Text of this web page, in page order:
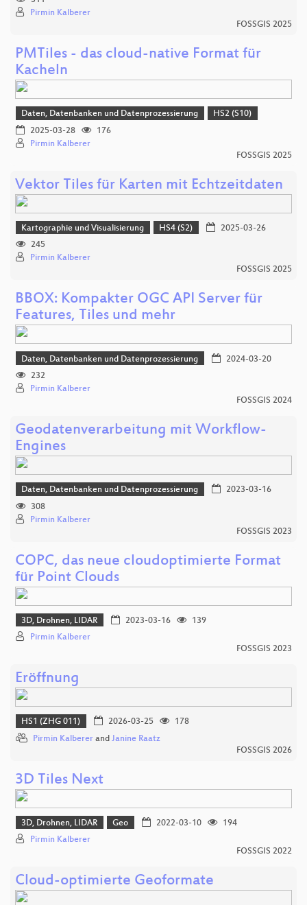
Pirmin Kalberer
FOSSGIS 2025
PMTiles - das cloud-native Format für
Kacheln
Daten, Datenbanken und Datenprozessierung
HS2 (S10)
2025-03-28
176
Pirmin Kalberer
FOSSGIS 2025
Vektor Tiles für Karten mit Echtzeitdaten
Kartographie und Visualisierung HS4 (S2)
2025-03-26
245
Pirmin Kalberer
FOSSGIS 2025
BBOX: Kompakter OGC API Server für
Features, Tiles und mehr
Daten, Datenbanken und Datenprozessierung
2024-03-20
232
Pirmin Kalberer
FOSSGIS 2024
Geodatenverarbeitung mit Workflow-
Engines
Daten, Datenbanken und Datenprozessierung
2023-03-16
308
Pirmin Kalberer
FOSSGIS 2023
COPC, das neue cloudoptimierte Format
für Point Clouds
3D, Drohnen, LIDAR 2023-03-16
139
Pirmin Kalberer
FOSSGIS 2023
Eröffnung
HS1 (ZHG 011) 2026-03-25
178
Pirmin Kalberer and Janine Raatz
FOSSGIS 2026
3D Tiles Next
3D, Drohnen, LIDAR Geo 2022-03-10
194
Pirmin Kalberer
FOSSGIS 2022
Cloud-optimierte Geoformate